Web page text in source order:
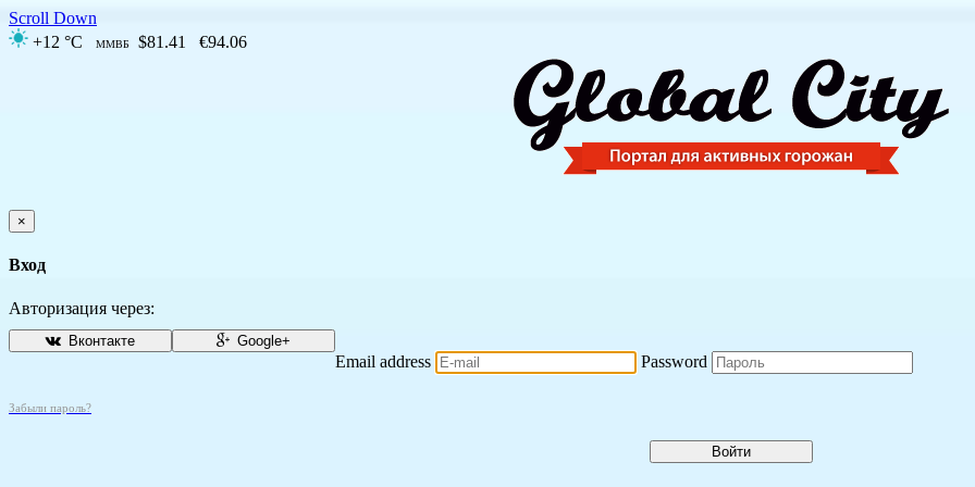
Scroll Down
+12 °C
ММВБ $81.41 €94.06
×
Вход
Авторизация через:
Вконтакте Google+
Email address Password
Забыли пароль?
Войти